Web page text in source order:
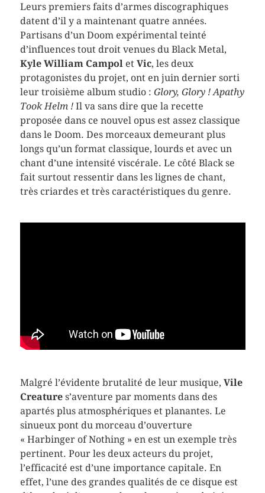
Leurs premiers faits d’armes discographiques
datent d’il y a maintenant quatre années.
Partisans d’un Doom expérimental teinté
d’influences tout droit venues du Black Metal,
Kyle William Campolet Vic, les deux
protagonistes du projet, ont en juin dernier sorti
leur troisième album studio : Glory, Glory ! Apathy
Took Helm ! Il va sans dire que la recette
proposée dans ce nouvel opus est assez classique
dans le Doom. Des morceaux demeurant plus
longs qu’un format classique, lourds et avec un
chant d’une intensité viscérale. Le côté Black se
fait surtout ressentir dans les lignes de chant,
très criardes et très caractéristiques du genre.
Malgré l’évidente brutalité de leur musique, Vile
Creatures’aventure par moments dans des
apartés plus atmosphériques et planantes. Le
sinueux pont du morceau d’ouverture
« Harbinger of Nothing » en est un exemple très
pertinent. Pour les deux acteurs du projet,
l’efficacité est d’une importance capitale. En
effet, l’une des grandes qualités de ce disque est